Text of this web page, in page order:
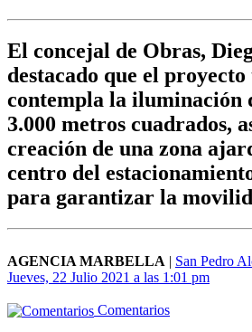
El concejal de Obras,
destacado que el
contempla la iluminación
3.000 metros cuadrados,
creación de una zona
centro del
para garantizar la
AGENCIA MARBELLA | San Pedro
Jueves, 22 Julio 2021 a las 1:01 pm
Comentarios